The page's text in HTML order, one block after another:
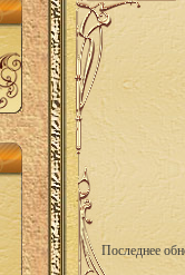
Последнее